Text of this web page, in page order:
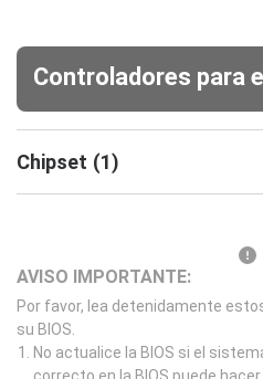
Controladores para
Chipset (1)
AVISO IMPORTANTE:
Por favor, lea detenidamente
su BIOS.
No actualice la BIOS si el